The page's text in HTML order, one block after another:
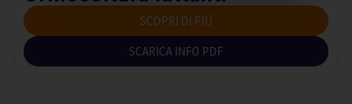
SCOPRI DI PIÙ
SCARICA INFO PDF